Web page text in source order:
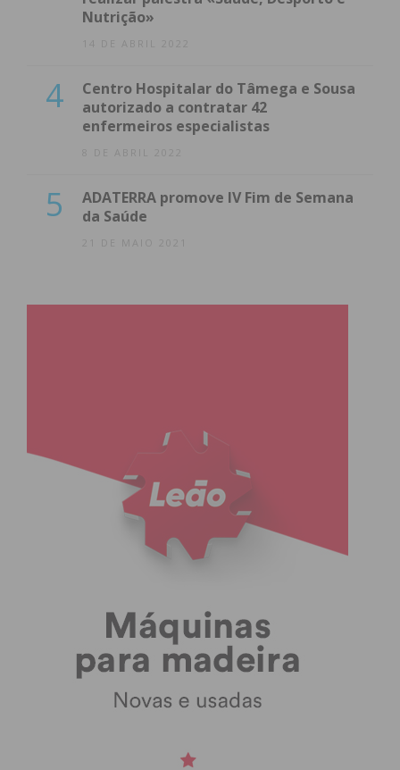
Nutrição»
14 DE ABRIL 2022
4
Centro Hospitalar do Tâmega e Sousa
autorizado a contratar 42
enfermeiros especialistas
8 DE ABRIL 2022
5
ADATERRA promove IV Fim de Semana
da Saúde
21 DE MAIO 2021